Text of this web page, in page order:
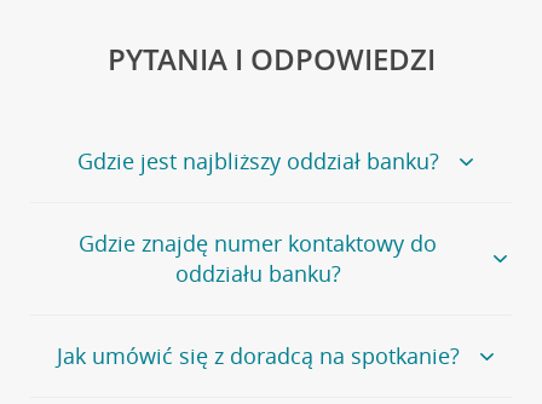
PYTANIA I ODPOWIEDZI
Gdzie jest najbliższy oddział banku?
Jeśli szukasz oddziału naszego banku, zapraszamy na
stronęPlacówki i bankomaty, na której znajduje się
wygodna wyszukiwarka.
oddziałów
Gdzie znajdę numer kontaktowy do
oddziału banku?
Bank Credit Agricole nie udostępnia ogólnego numeru
telefonu do placówki bankowej.
Jak umówić się z doradcą na spotkanie?